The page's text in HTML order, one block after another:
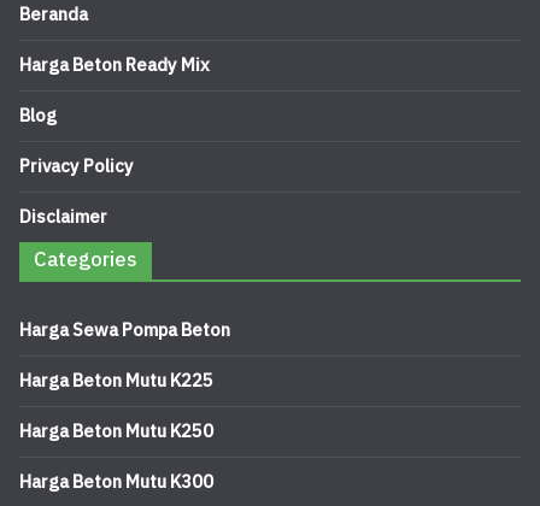
Beranda
Harga Beton Ready Mix
Blog
Privacy Policy
Disclaimer
Categories
Harga Sewa Pompa Beton
Harga Beton Mutu K225
Harga Beton Mutu K250
Harga Beton Mutu K300